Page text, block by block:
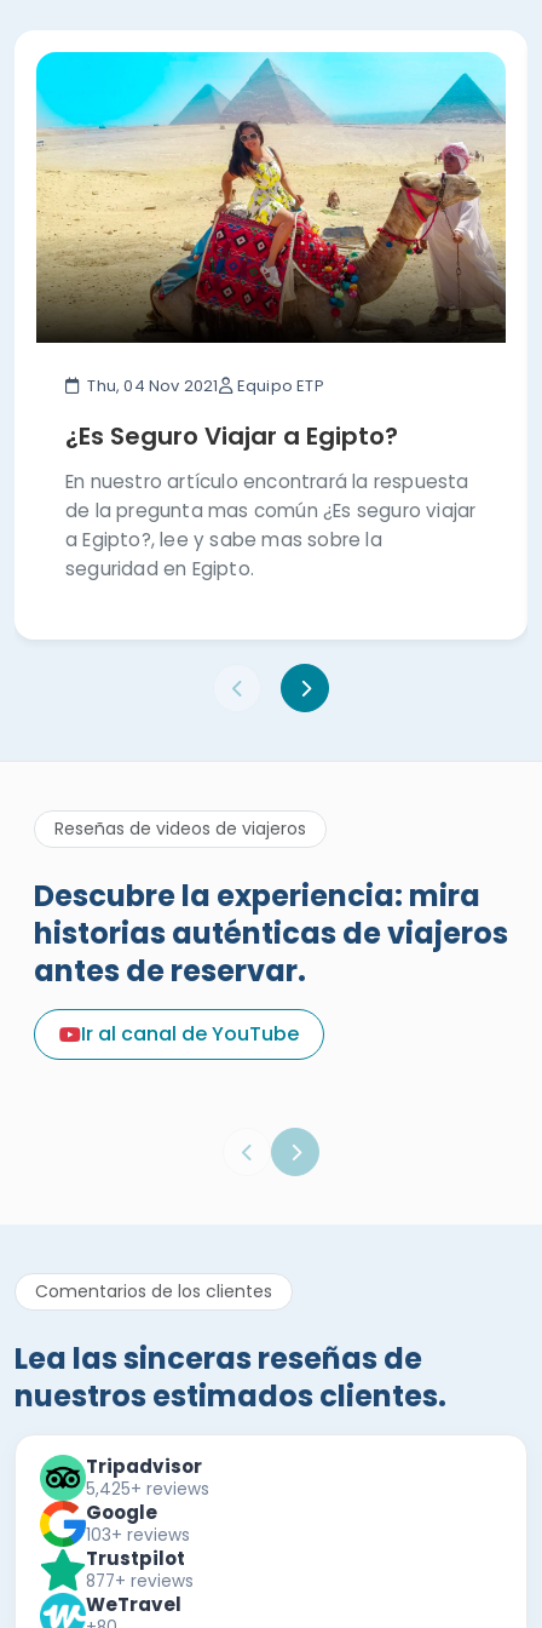
Thu, 04 Nov 2021 Equipo ETP
¿Es Seguro Viajar a Egipto?
En nuestro artículo encontrará la respuesta
de la pregunta mas común ¿Es seguro viajar
a Egipto?, lee y sabe mas sobre la
seguridad en Egipto.
Reseñas de videos de viajeros
Descubre la experiencia: mira
historias auténticas de viajeros
antes de reservar.
Ir al canal de YouTube
Una excelente reseña de
vacaciones sobre Egypt Tours
PortalEgypt Tours Portal
Comentarios de los clientes
Lea las sinceras reseñas de
nuestros estimados clientes.
Tripadvisor
5,425+ reviews
Google
103+ reviews
Trustpilot
877+ reviews
WeTravel